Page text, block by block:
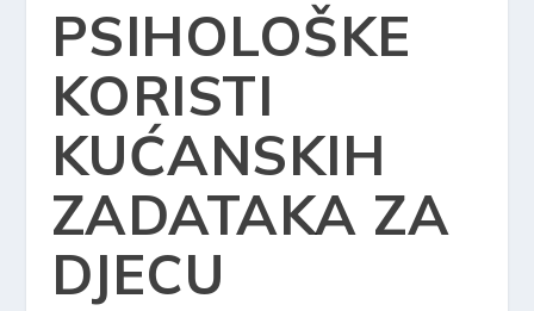
PSIHOLOŠKE
KORISTI
KUĆANSKIH
ZADATAKA ZA
DJECU